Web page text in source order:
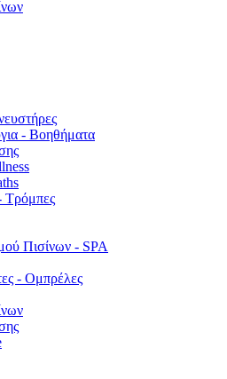
- Βοηθήματα
Τρόμπες
Πισίνων - SPA
- Ομπρέλες